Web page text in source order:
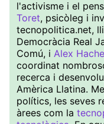
l'activisme i el
Toret, psicòleg i
tecnopolitica.net,
Democràcia Real
Comú, i Alex Hache
coordinat
recerca i
Amèrica Llatina.
polítics, les seves
àrees com la